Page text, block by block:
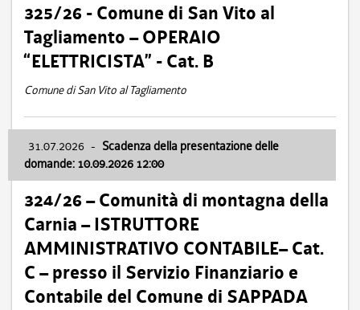
325/26 - Comune di San Vito al
Tagliamento – OPERAIO
“ELETTRICISTA” - Cat. B
Comune di San Vito al Tagliamento
31.07.2026 - Scadenza della presentazione delle
domande: 10.09.2026 12:00
324/26 – Comunità di montagna della
Carnia – ISTRUTTORE
AMMINISTRATIVO CONTABILE– Cat.
C – presso il Servizio Finanziario e
Contabile del Comune di SAPPADA